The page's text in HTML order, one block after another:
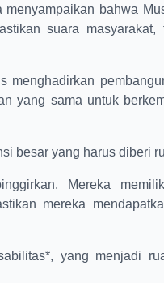
bahwa
suara masyarakat,
menghadirkan
yang sama untuk
besar yang harus diberi
Mereka
mereka
yang menjadi